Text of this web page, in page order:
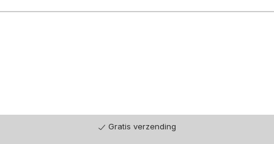
Gratis verzending